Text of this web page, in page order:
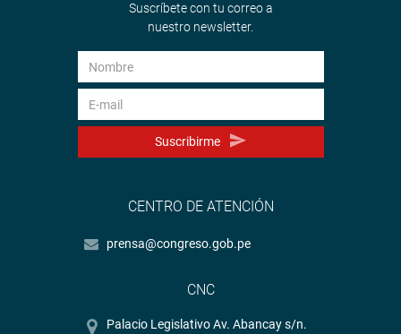
Suscríbete con tu correo a
nuestro newsletter.
Suscribirme
CENTRO DE ATENCIÓN
prensa@congreso.gob.pe
CNC
Palacio Legislativo Av. Abancay s/n.